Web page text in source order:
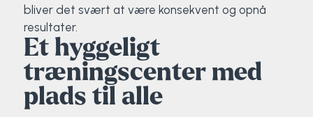
bliver det svært at være konsekvent og opnå
resultater.
Et hyggeligt
træningscenter med
plads til alle